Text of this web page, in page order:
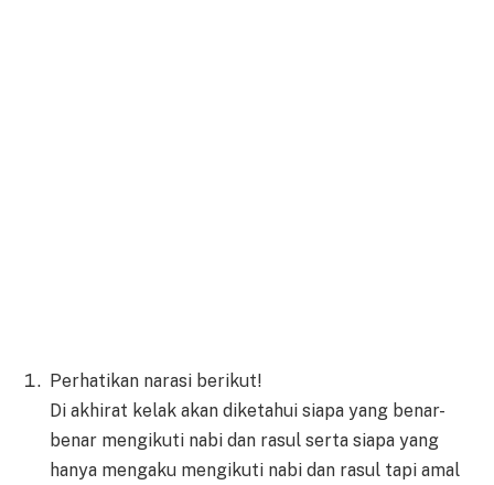
Perhatikan narasi berikut!
Di akhirat kelak akan diketahui siapa yang benar-
benar mengikuti nabi dan rasul serta siapa yang
hanya mengaku mengikuti nabi dan rasul tapi amal